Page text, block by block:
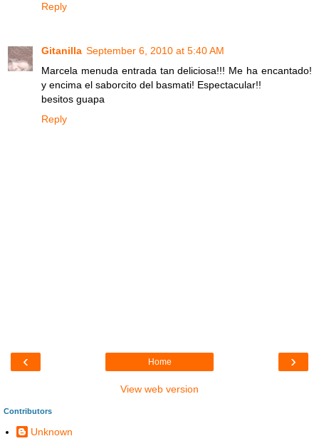
Reply
Gitanilla September 6, 2010 at 5:40 AM
Marcela menuda entrada tan deliciosa!!! Me ha encantado!
y encima el saborcito del basmati! Espectacular!!
besitos guapa
Reply
‹ ›
Home
View web version
Contributors
Unknown